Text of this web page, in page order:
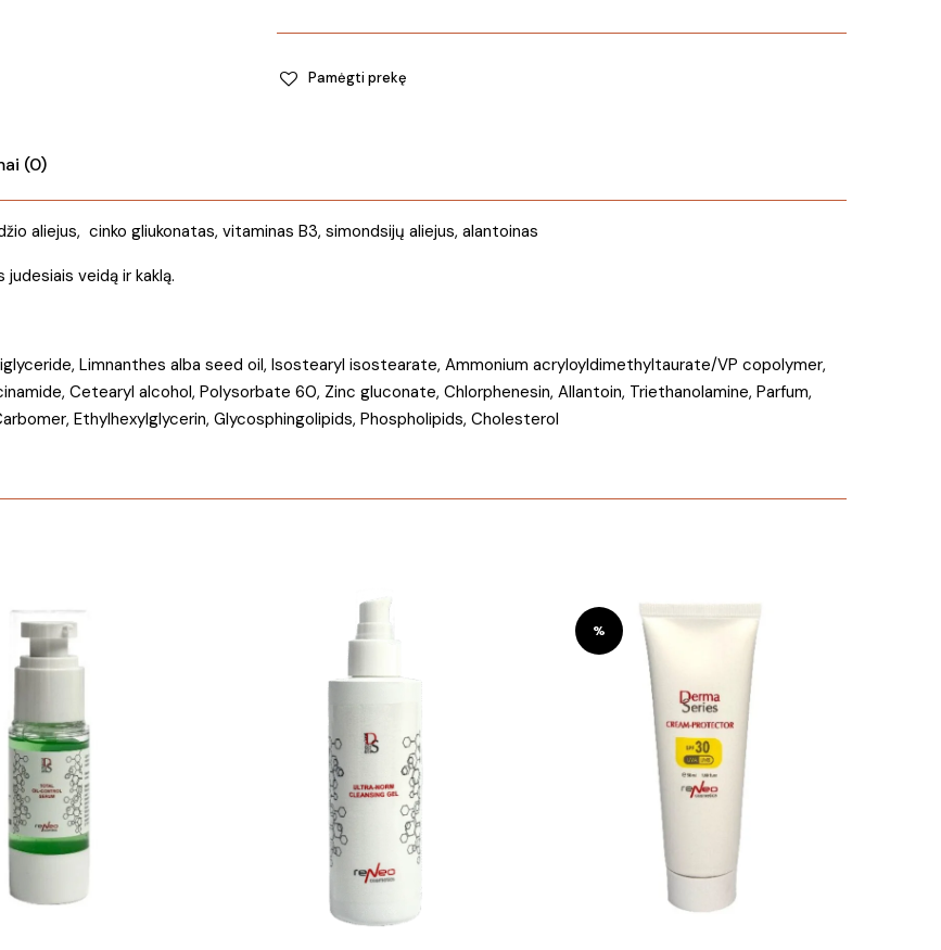
Lipid
cream
Pamėgti prekę
(0)
aliejus, cinko gliukonatas, vitaminas B3, simondsijų aliejus, alantoinas
veidą ir kaklą.
Limnanthes alba seed oil, Isostearyl isostearate, Ammonium acryloyldimethyltaurate/VP copolymer,
Cetearyl alcohol, Polysorbate 60, Zinc gluconate, Chlorphenesin, Allantoin, Triethanolamine, Parfum,
Ethylhexylglycerin, Glycosphingolipids, Phospholipids, Cholesterol
%